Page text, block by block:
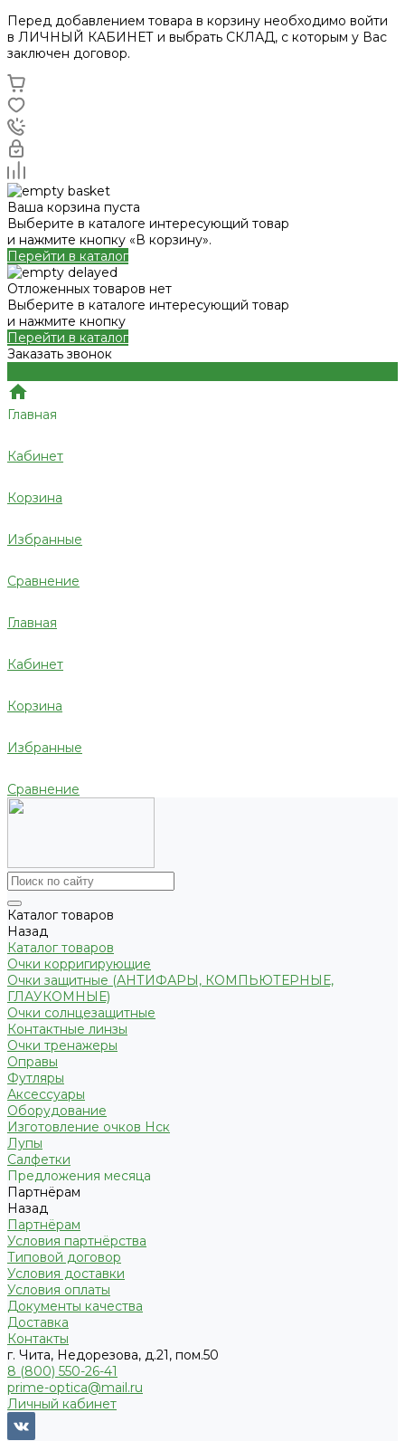
Перед добавлением товара в корзину необходимо войти
в ЛИЧНЫЙ КАБИНЕТ и выбрать СКЛАД, с которым у Вас
заключен договор.
Ваша корзина пуста
Выберите в каталоге интересующий товар
и нажмите кнопку «В корзину».
Перейти в каталог
Отложенных товаров нет
Выберите в каталоге интересующий товар
и нажмите кнопку
Перейти в каталог
Заказать звонок
Главная
Кабинет
Корзина
Избранные
Сравнение
Главная
Кабинет
Корзина
Избранные
Сравнение
Каталог товаров
Назад
Каталог товаров
Очки корригирующие
Очки защитные (АНТИФАРЫ, КОМПЬЮТЕРНЫЕ,
ГЛАУКОМНЫЕ)
Очки солнцезащитные
Контактные линзы
Очки тренажеры
Оправы
Футляры
Аксессуары
Оборудование
Изготовление очков Нск
Лупы
Салфетки
Предложения месяца
Партнёрам
Назад
Партнёрам
Условия партнёрства
Типовой договор
Условия доставки
Условия оплаты
Документы качества
Доставка
Контакты
г. Чита, Недорезова, д.21, пом.50
8 (800) 550-26-41
prime-optica@mail.ru
Личный кабинет